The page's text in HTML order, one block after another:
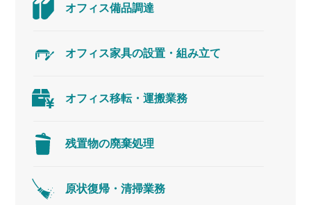
オフィス備品調達
オフィス家具の設置・組み立て
オフィス移転・運搬業務
残置物の廃棄処理
原状復帰・清掃業務